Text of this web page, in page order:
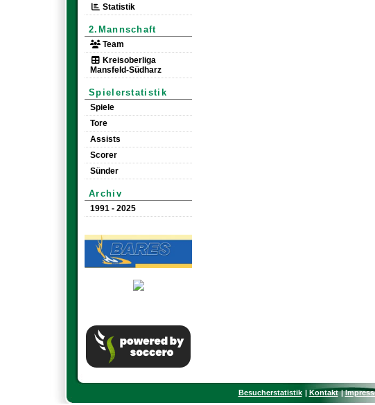
Statistik
2.Mannschaft
Team
Kreisoberliga
Mansfeld-Südharz
Spielerstatistik
Spiele
Tore
Assists
Scorer
Sünder
Archiv
1991 - 2025
Besucherstatistik Kontakt